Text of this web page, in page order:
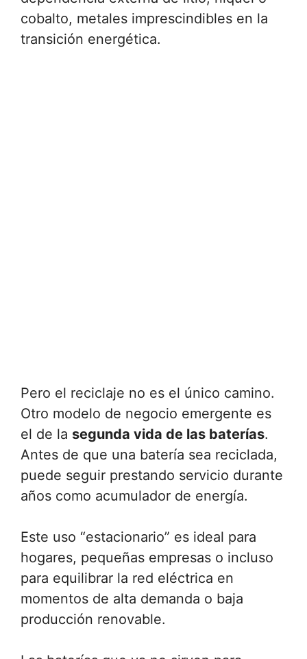
cobalto, metales imprescindibles en la
transición energética.
Pero el reciclaje no es el único camino.
Otro modelo de negocio emergente es
el de la segunda vida de las baterías.
Antes de que una batería sea reciclada,
puede seguir prestando servicio durante
años como acumulador de energía.
Este uso “estacionario” es ideal para
hogares, pequeñas empresas o incluso
para equilibrar la red eléctrica en
momentos de alta demanda o baja
producción renovable.